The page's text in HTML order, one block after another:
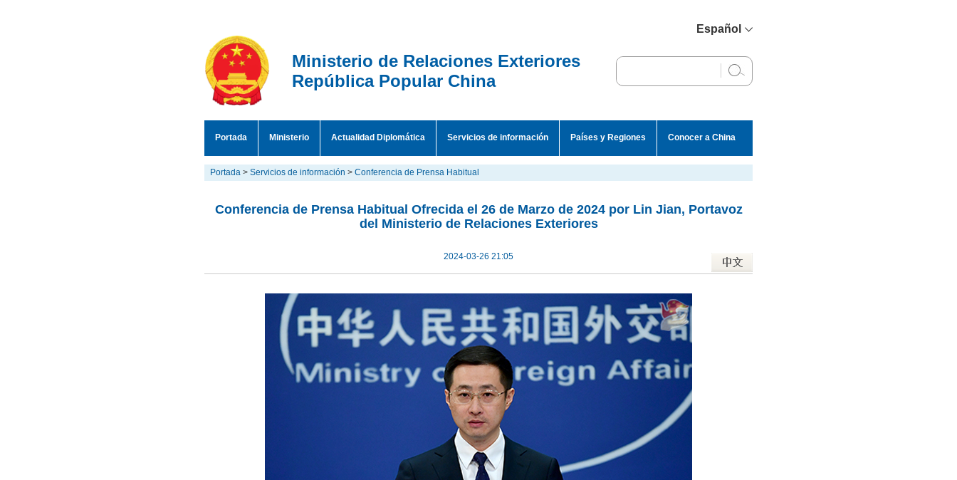
Español
English
Ministerio de Relaciones Exteriores
República Popular China
Portada Ministerio Actualidad Diplomática Servicios de información Países y Regiones Conocer a China
Portada > Servicios de información > Conferencia de Prensa Habitual
Conferencia de Prensa Habitual Ofrecida el 26 de Marzo de 2024 por Lin Jian, Portavoz
del Ministerio de Relaciones Exteriores
2024-03-26 21:05